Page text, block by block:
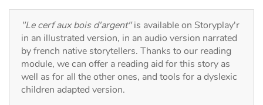
Travel, epic, investigation, adventure
Around the world
Learning
"Le cerf aux bois d'argent"is available on Storyplay'r
in an illustrated version, in an audio version narrated
by french native storytellers. Thanks to our reading
module, we can offer a reading aid for this story as
well as for all the other ones, and tools for a dyslexic
children adapted version.